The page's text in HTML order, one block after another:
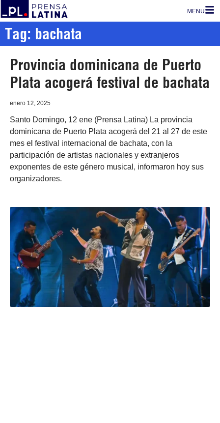
MENU
Tag: bachata
Provincia dominicana de Puerto
Plata acogerá festival de bachata
enero 12, 2025
Santo Domingo, 12 ene (Prensa Latina) La provincia
dominicana de Puerto Plata acogerá del 21 al 27 de este
mes el festival internacional de bachata, con la
participación de artistas nacionales y extranjeros
exponentes de este género musical, informaron hoy sus
organizadores.